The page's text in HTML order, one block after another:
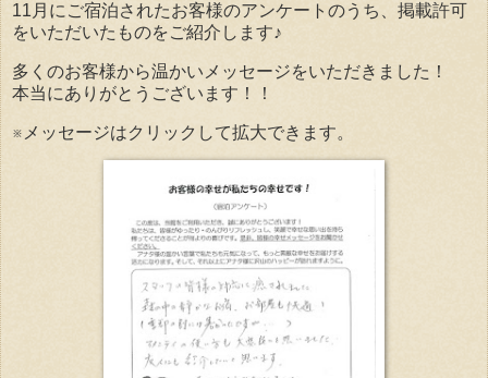
11月にご宿泊されたお客様のアンケートのうち、掲載許可
をいただいたものをご紹介します♪
多くのお客様から温かいメッセージをいただきました！
本当にありがとうございます！！
※メッセージはクリックして拡大できます。